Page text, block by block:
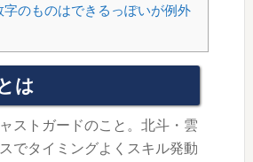
字のものはできるっぽいが例外
は
ストガードのこと。北斗・雲
でタイミングよくスキル発動